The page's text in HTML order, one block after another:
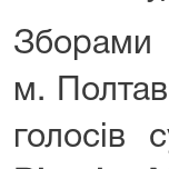
м.
голосів